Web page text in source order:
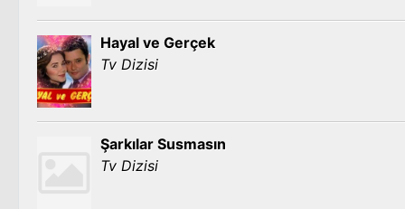
Hayal ve Gerçek
Tv Dizisi
Şarkılar Susmasın
Tv Dizisi